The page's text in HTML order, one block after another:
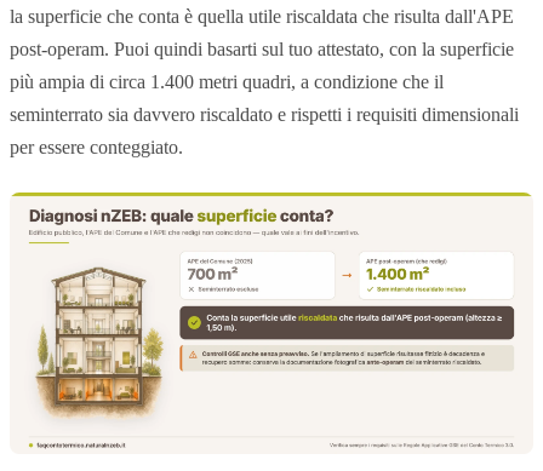
la superficie che conta è quella utile riscaldata che risulta dall'APE
post-operam. Puoi quindi basarti sul tuo attestato, con la superficie
più ampia di circa 1.400 metri quadri, a condizione che il
seminterrato sia davvero riscaldato e rispetti i requisiti dimensionali
per essere conteggiato.